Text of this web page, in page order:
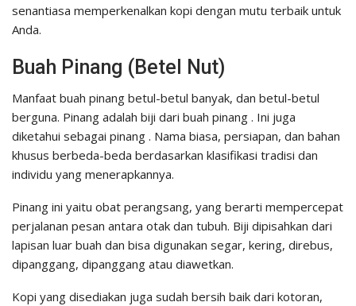
senantiasa memperkenalkan kopi dengan mutu terbaik untuk
Anda.
Buah Pinang (Betel Nut)
Manfaat buah pinang betul-betul banyak, dan betul-betul
berguna. Pinang adalah biji dari buah pinang . Ini juga
diketahui sebagai pinang . Nama biasa, persiapan, dan bahan
khusus berbeda-beda berdasarkan klasifikasi tradisi dan
individu yang menerapkannya.
Pinang ini yaitu obat perangsang, yang berarti mempercepat
perjalanan pesan antara otak dan tubuh. Biji dipisahkan dari
lapisan luar buah dan bisa digunakan segar, kering, direbus,
dipanggang, dipanggang atau diawetkan.
Kopi yang disediakan juga sudah bersih baik dari kotoran,